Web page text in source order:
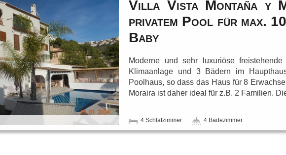
Villa Vista Montaña y
privatem Pool für max.
Baby
Moderne und sehr luxuriöse
Klimaanlage und 3 Bädern im
Poolhaus, so dass das Haus für 8
Moraira ist daher ideal für z.B. 2 Familien.
4 Schlafzimmer 4 Badezimmer